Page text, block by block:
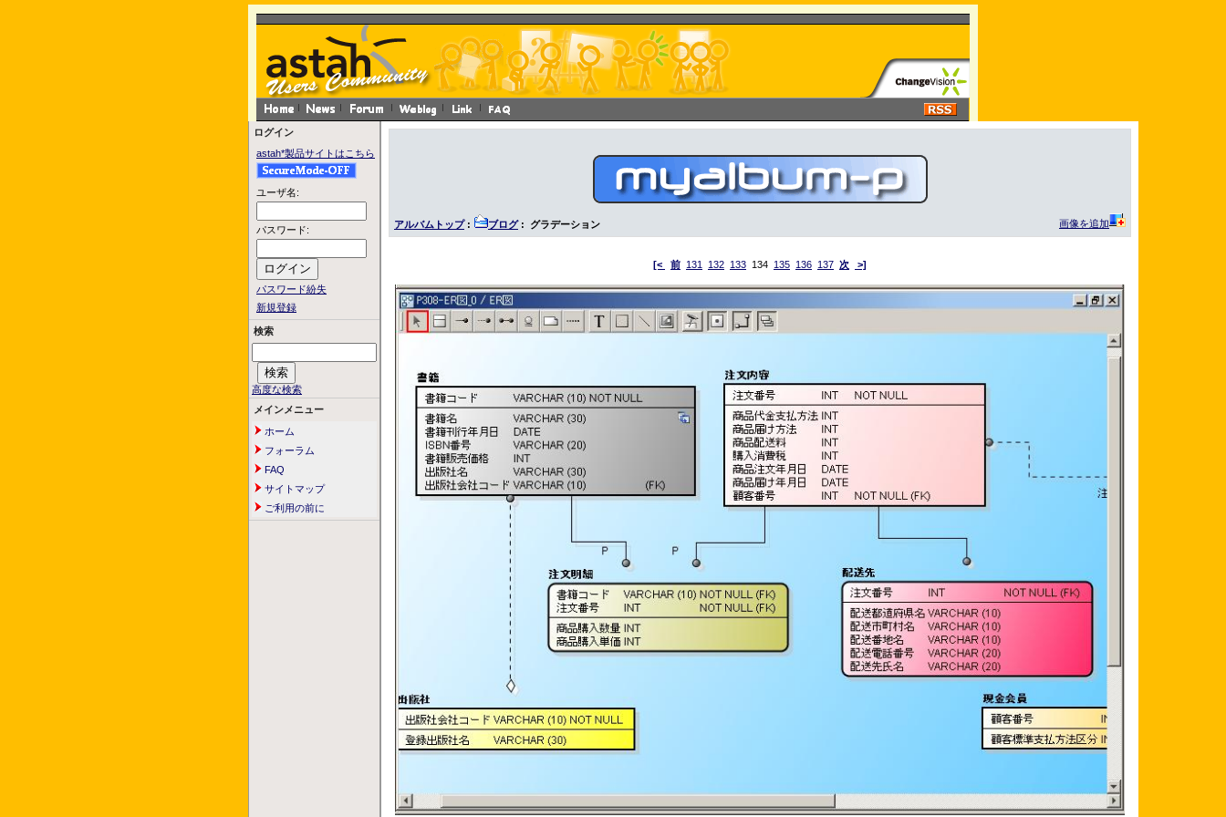
ログイン
astah*製品サイトはこちら
ユーザ名:
パスワード:
パスワード紛失
新規登録
検索
高度な検索
メインメニュー
ホーム
フォーラム
FAQ
サイトマップ
ご利用の前に
アルバムトップ: ブログ: グラデーション 画像を追加
[< 前 131 132 133 134 135 136 137 次 >]